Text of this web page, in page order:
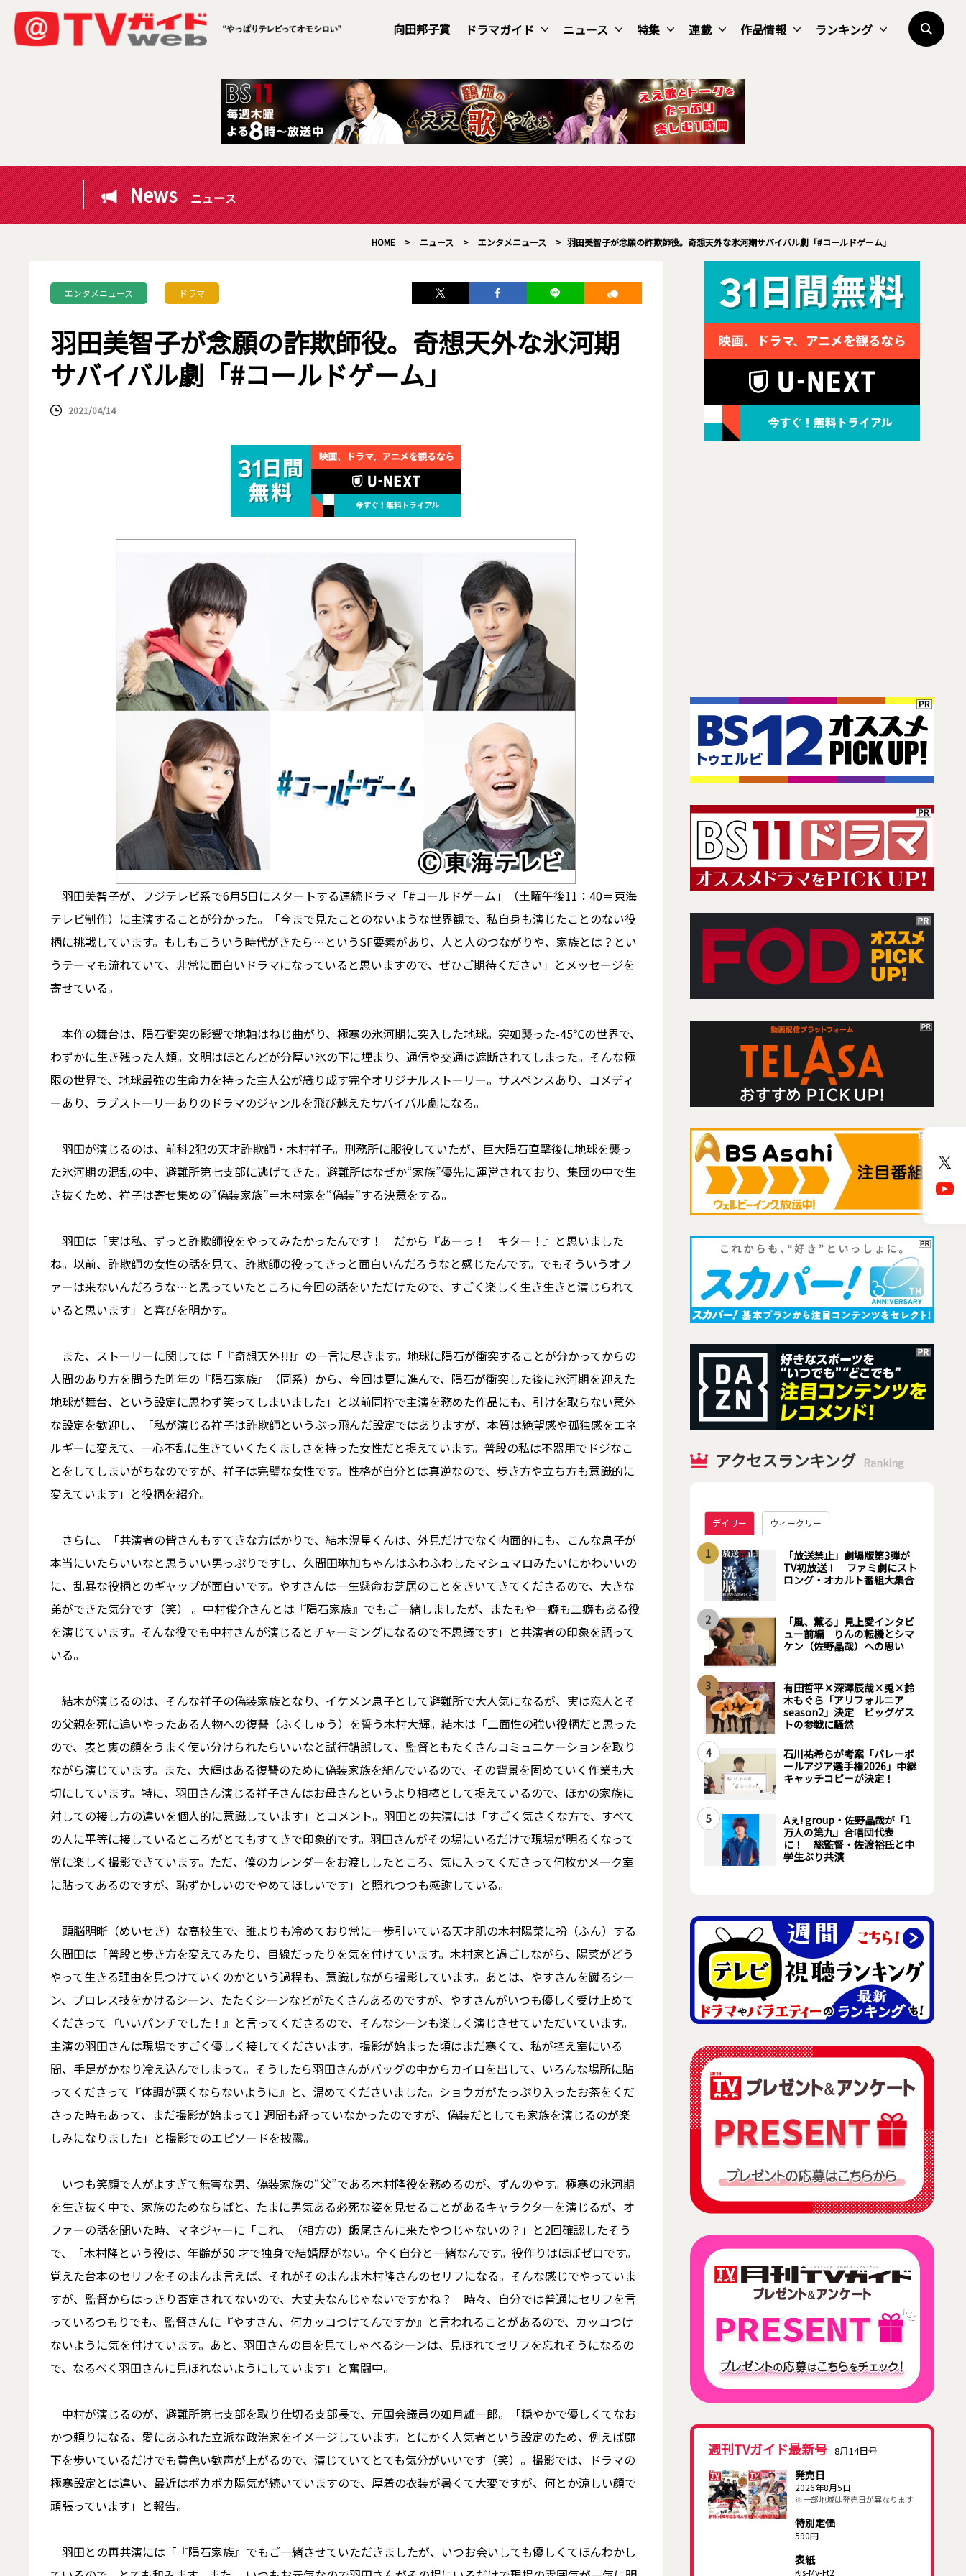
向田邦子賞 ドラマガイド ニュース 特集 連載 作品情報 ランキング
News ニュース
HOME > ニュース > エンタメニュース > 羽田美智子が念願の詐欺師役。奇想天外な氷河期サバイバル劇「#コールドゲーム」
エンタメニュース ドラマ
羽田美智子が念願の詐欺師役。奇想天外な氷河期
サバイバル劇「#コールドゲーム」
2021/04/14
羽田美智子が、フジテレビ系で6月5日にスタートする連続ドラマ「#コールドゲーム」（土曜午後11：40＝東海
テレビ制作）に主演することが分かった。「今まで見たことのないような世界観で、私自身も演じたことのない役
柄に挑戦しています。もしもこういう時代がきたら…というSF要素があり、人と人のつながりや、家族とは？とい
うテーマも流れていて、非常に面白いドラマになっていると思いますので、ぜひご期待ください」とメッセージを
寄せている。
本作の舞台は、隕石衝突の影響で地軸はねじ曲がり、極寒の氷河期に突入した地球。突如襲った-45℃の世界で、
わずかに生き残った人類。文明はほとんどが分厚い氷の下に埋まり、通信や交通は遮断されてしまった。そんな極
限の世界で、地球最強の生命力を持った主人公が織り成す完全オリジナルストーリー。サスペンスあり、コメディ
ーあり、ラブストーリーありのドラマのジャンルを飛び越えたサバイバル劇になる。
羽田が演じるのは、前科2犯の天才詐欺師・木村祥子。刑務所に服役していたが、巨大隕石直撃後に地球を襲っ
た氷河期の混乱の中、避難所第七支部に逃げてきた。避難所はなぜか“家族”優先に運営されており、集団の中で生
き抜くため、祥子は寄せ集めの”偽装家族”＝木村家を“偽装”する決意をする。
羽田は「実は私、ずっと詐欺師役をやってみたかったんです！ だから『あーっ！ キター！』と思いました
ね。以前、詐欺師の女性の話を見て、詐欺師の役ってきっと面白いんだろうなと感じたんです。でもそういうオフ
ァーは来ないんだろうな…と思っていたところに今回の話をいただけたので、すごく楽しく生き生きと演じられて
いると思います」と喜びを明かす。
また、ストーリーに関しては「『奇想天外!!!』の一言に尽きます。地球に隕石が衝突することが分かってからの
人間のあり方を問うた昨年の『隕石家族』（同系）から、今回は更に進んで、隕石が衝突した後に氷河期を迎えた
地球が舞台、という設定に思わず笑ってしまいました」と以前同枠で主演を務めた作品にも、引けを取らない意外
な設定を歓迎し、「私が演じる祥子は詐欺師というぶっ飛んだ設定ではありますが、本質は絶望感や孤独感をエネ
ルギーに変えて、一心不乱に生きていくたくましさを持った女性だと捉えています。普段の私は不器用でドジなこ
とをしてしまいがちなのですが、祥子は完璧な女性です。性格が自分とは真逆なので、歩き方や立ち方も意識的に
変えています」と役柄を紹介。
さらに、「共演者の皆さんもすてきな方ばかりで、結木滉星くんは、外見だけでなく内面的にも、こんな息子が
本当にいたらいいなと思ういい男っぷりですし、久間田琳加ちゃんはふわふわしたマシュマロみたいにかわいいの
に、乱暴な役柄とのギャップが面白いです。やすさんは一生懸命お芝居のことをきいてきてくださるので、大きな
弟ができた気分です（笑） 。中村俊介さんとは『隕石家族』でもご一緒しましたが、またもや一癖も二癖もある役
を演じています。そんな役でも中村さんが演じるとチャーミングになるので不思議です」と共演者の印象を語って
いる。
結木が演じるのは、そんな祥子の偽装家族となり、イケメン息子として避難所で大人気になるが、実は恋人とそ
の父親を死に追いやったある人物への復讐（ふくしゅう）を誓う木村大輝。結木は「二面性の強い役柄だと思った
ので、表と裏の顔をうまく使い分けられたらいいなと試行錯誤して、監督ともたくさんコミュニケーションを取り
ながら演じています。また、大輝はある復讐のために偽装家族を組んでいるので、その背景を固めていく作業も大
切にしています。特に、羽田さん演じる祥子さんはお母さんというより相棒として捉えているので、ほかの家族に
対しての接し方の違いを個人的に意識しています」とコメント。羽田との共演には「すごく気さくな方で、すべて
の人に平等に接しているところがとてもすてきで印象的です。羽田さんがその場にいるだけで現場が明るくなって
常に楽しく撮影できています。ただ、僕のカレンダーをお渡ししたところ、気に入ってくださって何枚かメーク室
に貼ってあるのですが、恥ずかしいのでやめてほしいです」と照れつつも感謝している。
頭脳明晰（めいせき）な高校生で、誰よりも冷めており常に一歩引いている天才肌の木村陽菜に扮（ふん）する
久間田は「普段と歩き方を変えてみたり、目線だったりを気を付けています。木村家と過ごしながら、陽菜がどう
やって生きる理由を見つけていくのかという過程も、意識しながら撮影しています。あとは、やすさんを蹴るシー
ン、プロレス技をかけるシーン、たたくシーンなどがたくさんあるのですが、やすさんがいつも優しく受け止めて
くださって『いいパンチでした！』と言ってくださるので、そんなシーンも楽しく演じさせていただいています。
主演の羽田さんは現場ですごく優しく接してくださいます。撮影が始まった頃はまだ寒くて、私が控え室にいる
間、手足がかなり冷え込んでしまって。そうしたら羽田さんがバッグの中からカイロを出して、いろんな場所に貼
ってくださって『体調が悪くならないように』と、温めてくださいました。ショウガがたっぷり入ったお茶をくだ
さった時もあって、まだ撮影が始まって1 週間も経っていなかったのですが、偽装だとしても家族を演じるのが楽
しみになりました」と撮影でのエピソードを披露。
いつも笑顔で人がよすぎて無害な男、偽装家族の“父”である木村隆役を務めるのが、ずんのやす。極寒の氷河期
を生き抜く中で、家族のためならばと、たまに男気ある必死な姿を見せることがあるキャラクターを演じるが、オ
ファーの話を聞いた時、マネジャーに「これ、（相方の）飯尾さんに来たやつじゃないの？」と2回確認したそう
で、「木村隆という役は、年齢が50 才で独身で結婚歴がない。全く自分と一緒なんです。役作りはほぼゼロです。
覚えた台本のセリフをそのまんま言えば、それがそのまんま木村隆さんのセリフになる。そんな感じでやっていま
すが、監督からはっきり否定されてないので、大丈夫なんじゃないですかね？ 時々、自分では普通にセリフを言
っているつもりでも、監督さんに『やすさん、何カッコつけてんですか』と言われることがあるので、カッコつけ
ないように気を付けています。あと、羽田さんの目を見てしゃべるシーンは、見ほれてセリフを忘れそうになるの
で、なるべく羽田さんに見ほれないようにしています」と奮闘中。
中村が演じるのが、避難所第七支部を取り仕切る支部長で、元国会議員の如月雄一郎。「穏やかで優しくてなお
かつ頼りになる、愛にあふれた立派な政治家をイメージしています。とにかく人気者という設定のため、例えば廊
下を歩いているだけでも黄色い歓声が上がるので、演じていてとても気分がいいです（笑）。撮影では、ドラマの
極寒設定とは違い、最近はポカポカ陽気が続いていますので、厚着の衣装が暑くて大変ですが、何とか涼しい顔で
頑張っています」と報告。
羽田との再共演には「『隕石家族』でもご一緒させていただきましたが、いつお会いしても優しくてほんわかし
アクセスランキング Ranking
デイリー ウィークリー
1
「放送禁止」劇場版第3弾が
TV初放送！ ファミ劇にスト
ロング・オカルト番組大集合
2
「風、薫る」見上愛インタビ
ュー前編 りんの転機とシマ
ケン（佐野晶哉）への思い
3
有田哲平×深澤辰哉×兎×鈴
木もぐら「アリフォルニア
season2」決定 ビッグゲス
トの参戦に騒然
4
石川祐希らが考案「バレーボ
ールアジア選手権2026」中継
キャッチコピーが決定！
5
Aぇ! group・佐野晶哉が「1
万人の第九」合唱団代表
に！ 総監督・佐渡裕氏と中
学生ぶり共演
週刊TVガイド最新号 8月14日号
発売日
2026年8月5日
※一部地域は発売日が異なります
特別定価
590円
表紙
Kis-My-Ft2